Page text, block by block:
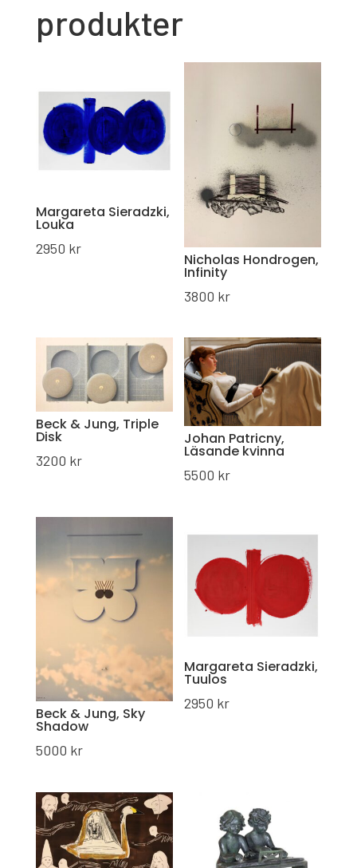
produkter
Margareta Sieradzki,
Louka
2950 kr
Nicholas Hondrogen,
Infinity
3800 kr
Beck & Jung, Triple
Disk
3200 kr
Johan Patricny,
Läsande kvinna
5500 kr
Beck & Jung, Sky
Shadow
5000 kr
Margareta Sieradzki,
Tuulos
2950 kr